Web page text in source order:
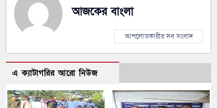
আজকের বাংলা
আপলোডকারীর সব সংবাদ
এ ক্যাটাগরির আরো নিউজ